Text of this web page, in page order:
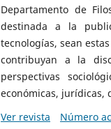
Departamento de
destinada a la
tecnologías, sean
contribuyan a la
perspectivas
económicas, jurídicas,
Ver revista
Número